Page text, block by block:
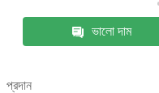
ভালো দাম
প্রদান